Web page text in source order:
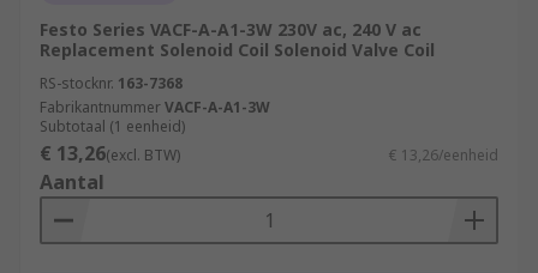
Festo Series VACF-A-A1-3W 230V ac, 240 V ac
Replacement Solenoid Coil Solenoid Valve Coil
RS-stocknr. 163-7368
FabrikantnummerVACF-A-A1-3W
Subtotaal (1 eenheid)
€ 13,26(excl. BTW) € 13,26/eenheid
Aantal